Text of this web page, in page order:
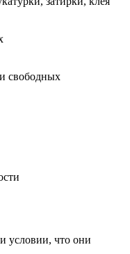
свободных
условии, что они